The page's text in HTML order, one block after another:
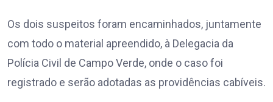
Os dois suspeitos foram encaminhados, juntamente
com todo o material apreendido, à Delegacia da
Polícia Civil de Campo Verde, onde o caso foi
registrado e serão adotadas as providências cabíveis.